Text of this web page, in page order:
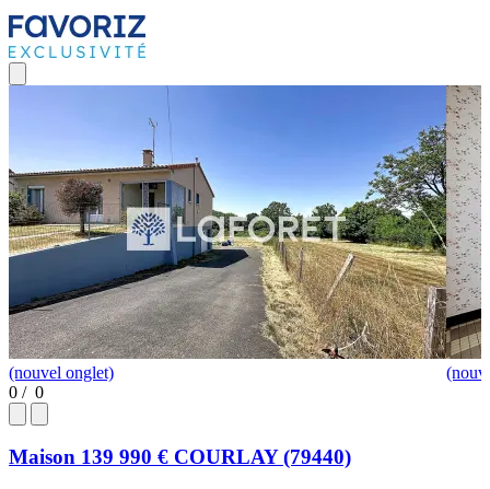
(nouvel onglet)
0 / 0
Maison 139 990 € COURLAY (79440)